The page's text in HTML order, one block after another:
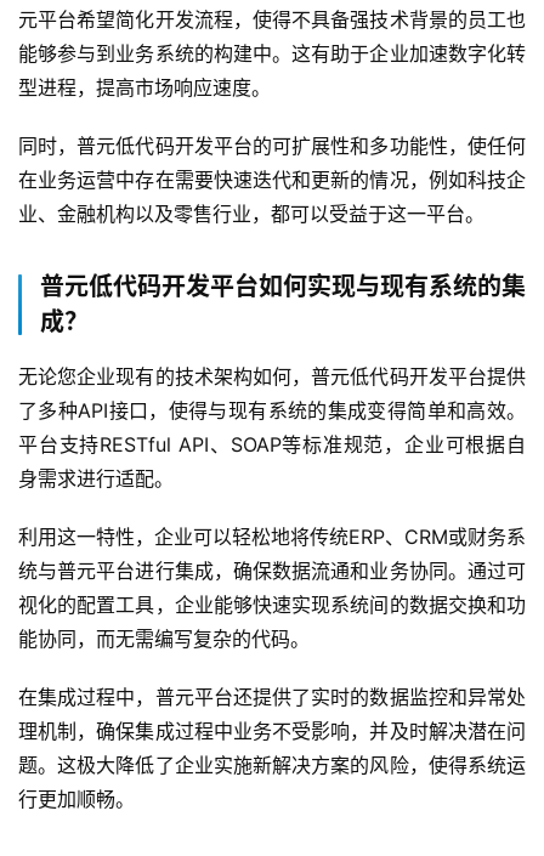
元平台希望简化开发流程，使得不具备强技术背景的员工也
能够参与到业务系统的构建中。这有助于企业加速数字化转
型进程，提高市场响应速度。
同时，普元低代码开发平台的可扩展性和多功能性，使任何
在业务运营中存在需要快速迭代和更新的情况，例如科技企
业、金融机构以及零售行业，都可以受益于这一平台。
普元低代码开发平台如何实现与现有系统的集
成？
无论您企业现有的技术架构如何，普元低代码开发平台提供
了多种API接口，使得与现有系统的集成变得简单和高效。
平台支持RESTful API、SOAP等标准规范，企业可根据自
身需求进行适配。
利用这一特性，企业可以轻松地将传统ERP、CRM或财务系
统与普元平台进行集成，确保数据流通和业务协同。通过可
视化的配置工具，企业能够快速实现系统间的数据交换和功
能协同，而无需编写复杂的代码。
在集成过程中，普元平台还提供了实时的数据监控和异常处
理机制，确保集成过程中业务不受影响，并及时解决潜在问
题。这极大降低了企业实施新解决方案的风险，使得系统运
行更加顺畅。